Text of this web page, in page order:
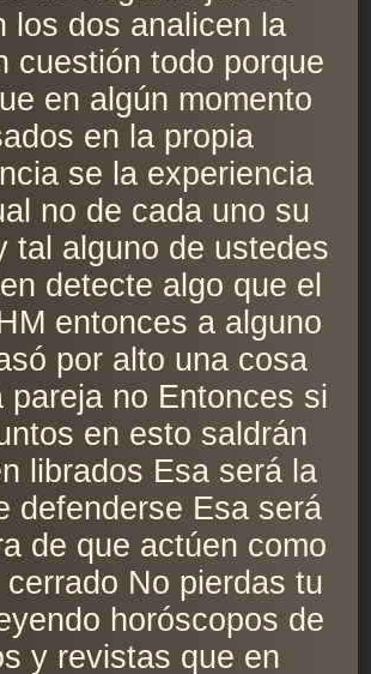
los dos analicen la
cuestión todo porque
en algún momento
en la propia
se la experiencia
no de cada uno su
tal alguno de ustedes
detecte algo que el
entonces a alguno
por alto una cosa
pareja no Entonces si
en esto saldrán
librados Esa será la
defenderse Esa será
de que actúen como
cerrado No pierdas tu
horóscopos de
y revistas que en